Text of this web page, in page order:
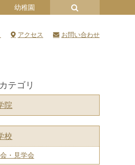
幼稚園
アクセス お問い合わせ
テゴリ
院
校
・見学会